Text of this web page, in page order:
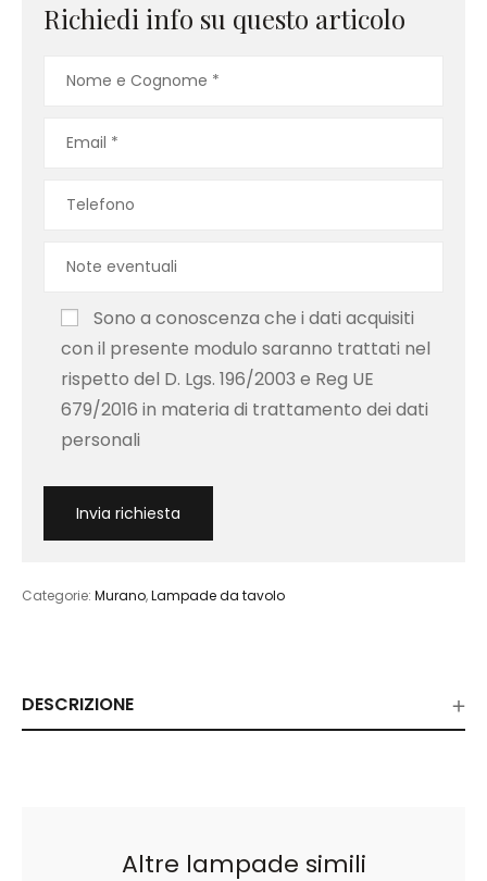
Richiedi info su questo articolo
Sono a conoscenza che i dati acquisiti
con il presente modulo saranno trattati nel
rispetto del D. Lgs. 196/2003 e Reg UE
679/2016 in materia di trattamento dei dati
personali
Categorie: Murano,Lampade da tavolo
DESCRIZIONE
Altre lampade simili